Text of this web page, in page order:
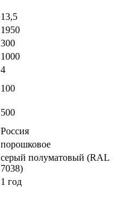
13,5
1950
300
1000
4
100
500
Россия
порошковое
cерый полуматовый (RAL
7038)
1 год